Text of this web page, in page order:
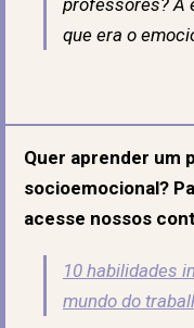
que era o
Quer aprender um
socioemocional?
acesse nossos
10 habilidades
mundo do